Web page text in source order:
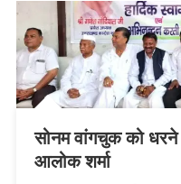
संगठन
पर
हुआ
मंथन
सोनम वांगचुक को धरने
आलोक शर्मा